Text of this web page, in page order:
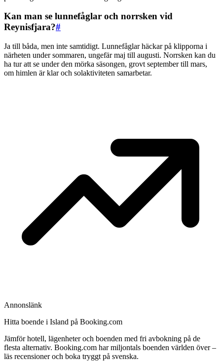
Kan man se lunnefåglar och norrsken vid
Reynisfjara?#
Ja till båda, men inte samtidigt. Lunnefåglar häckar på klipporna i
närheten under sommaren, ungefär maj till augusti. Norrsken kan du
ha tur att se under den mörka säsongen, grovt september till mars,
om himlen är klar och solaktiviteten samarbetar.
Annonslänk
Hitta boende i Island på Booking.com
Jämför hotell, lägenheter och boenden med fri avbokning på de
flesta alternativ. Booking.com har miljontals boenden världen över –
läs recensioner och boka tryggt på svenska.